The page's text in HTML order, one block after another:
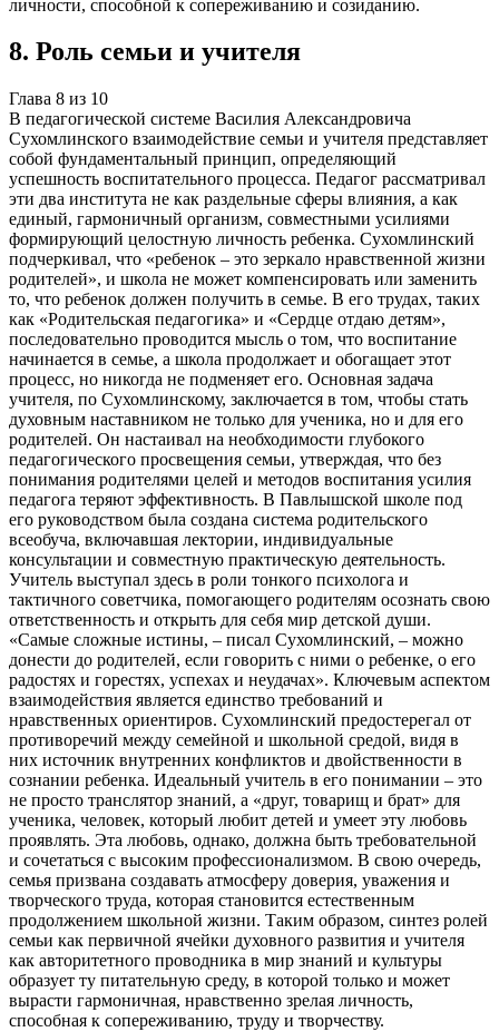
личности, способной к сопереживанию и созиданию.
8. Роль семьи и учителя
Глава 8 из 10
В педагогической системе Василия Александровича
Сухомлинского взаимодействие семьи и учителя представляет
собой фундаментальный принцип, определяющий
успешность воспитательного процесса. Педагог рассматривал
эти два института не как раздельные сферы влияния, а как
единый, гармоничный организм, совместными усилиями
формирующий целостную личность ребенка. Сухомлинский
подчеркивал, что «ребенок – это зеркало нравственной жизни
родителей», и школа не может компенсировать или заменить
то, что ребенок должен получить в семье. В его трудах, таких
как «Родительская педагогика» и «Сердце отдаю детям»,
последовательно проводится мысль о том, что воспитание
начинается в семье, а школа продолжает и обогащает этот
процесс, но никогда не подменяет его. Основная задача
учителя, по Сухомлинскому, заключается в том, чтобы стать
духовным наставником не только для ученика, но и для его
родителей. Он настаивал на необходимости глубокого
педагогического просвещения семьи, утверждая, что без
понимания родителями целей и методов воспитания усилия
педагога теряют эффективность. В Павлышской школе под
его руководством была создана система родительского
всеобуча, включавшая лектории, индивидуальные
консультации и совместную практическую деятельность.
Учитель выступал здесь в роли тонкого психолога и
тактичного советчика, помогающего родителям осознать свою
ответственность и открыть для себя мир детской души.
«Самые сложные истины, – писал Сухомлинский, – можно
донести до родителей, если говорить с ними о ребенке, о его
радостях и горестях, успехах и неудачах». Ключевым аспектом
взаимодействия является единство требований и
нравственных ориентиров. Сухомлинский предостерегал от
противоречий между семейной и школьной средой, видя в
них источник внутренних конфликтов и двойственности в
сознании ребенка. Идеальный учитель в его понимании – это
не просто транслятор знаний, а «друг, товарищ и брат» для
ученика, человек, который любит детей и умеет эту любовь
проявлять. Эта любовь, однако, должна быть требовательной
и сочетаться с высоким профессионализмом. В свою очередь,
семья призвана создавать атмосферу доверия, уважения и
творческого труда, которая становится естественным
продолжением школьной жизни. Таким образом, синтез ролей
семьи как первичной ячейки духовного развития и учителя
как авторитетного проводника в мир знаний и культуры
образует ту питательную среду, в которой только и может
вырасти гармоничная, нравственно зрелая личность,
способная к сопереживанию, труду и творчеству.